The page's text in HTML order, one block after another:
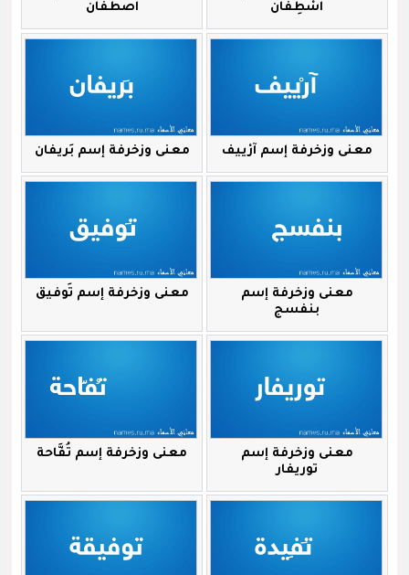
اسْطِفان
اصطفان
معنى وزخرفة إسم آرْييف معنى وزخرفة إسم بَريفان
معنى وزخرفة إسم
بنفسج
معنى وزخرفة إسم تَوفيق
معنى وزخرفة إسم
توريفار
معنى وزخرفة إسم تُفَّاحة